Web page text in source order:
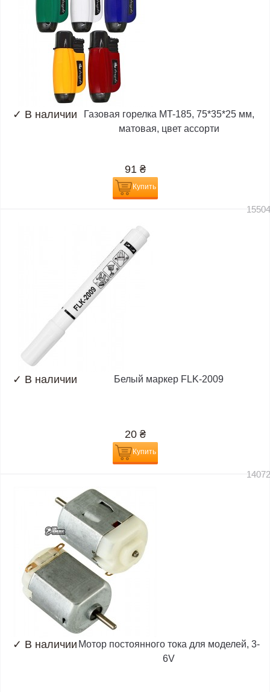
✓ В наличии
Газовая горелка MT-185, 75*35*25 мм,
матовая, цвет ассорти
91 ₴
Купить
✓ В наличии Белый маркер FLK-2009
20 ₴
Купить
✓ В наличии Мотор постоянного тока для моделей, 3-
6V